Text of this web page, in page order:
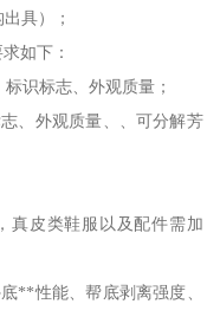
具）；
如下：
识标志、外观质量；
、外观质量、、可分解芳
真皮类鞋服以及配件需加
**性能、帮底剥离强度、